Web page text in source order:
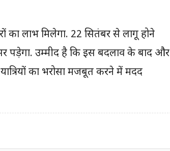
का लाभ मिलेगा. 22 सितंबर से लागू होने
पड़ेगा. उम्मीद है कि इस बदलाव के बाद और
का भरोसा मजबूत करने में मदद